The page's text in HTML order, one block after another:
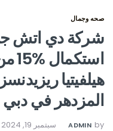
صحه وجمال
شركة دي اتش
هيلفيتيا
المزدهر في دبي
by
ADMIN سبتمبر 19, 2024